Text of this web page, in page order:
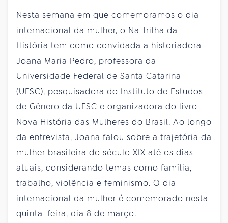
Nesta semana em que comemoramos o dia
internacional da mulher, o Na Trilha da
História tem como convidada a historiadora
Joana Maria Pedro, professora da
Universidade Federal de Santa Catarina
(UFSC), pesquisadora do Instituto de Estudos
de Gênero da UFSC e organizadora do livro
Nova História das Mulheres do Brasil. Ao longo
da entrevista, Joana falou sobre a trajetória da
mulher brasileira do século XIX até os dias
atuais, considerando temas como família,
trabalho, violência e feminismo. O dia
internacional da mulher é comemorado nesta
quinta-feira, dia 8 de março.